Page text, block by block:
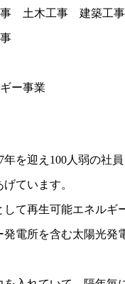
土木工事 建築工事
ー事業
年を迎え100人弱の社
ています。
して再生可能エネルギ
電所を含む太陽光発